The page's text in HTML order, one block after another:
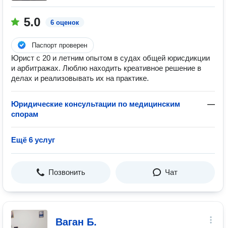
5.0 6 оценок
Паспорт проверен
Юрист с 20 и летним опытом в судах общей юрисдикции
и арбитражах. Люблю находить креативное решение в
делах и реализовывать их на практике.
Юридические консультации по медицинским
спорам
—
Ещё 6 услуг
Позвонить Чат
Ваган Б.